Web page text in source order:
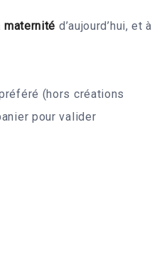
maternité d’aujourd’hui, et à
(hors créations
pour valider